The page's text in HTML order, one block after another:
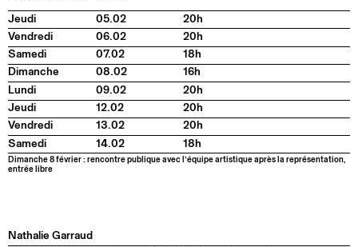
Jeudi 05.02
20h
Vendredi
06.02
20h
Samedi
07.02
18h
Dimanche
08.02
16h
Lundi
09.02
20h
Jeudi
12.02
20h
Vendredi
13.02
20h
Samedi
14.02 18h
Dimanche 8 février : rencontre publique avec l’équipe artistique après la représentation,
entrée libre
Nathalie Garraud